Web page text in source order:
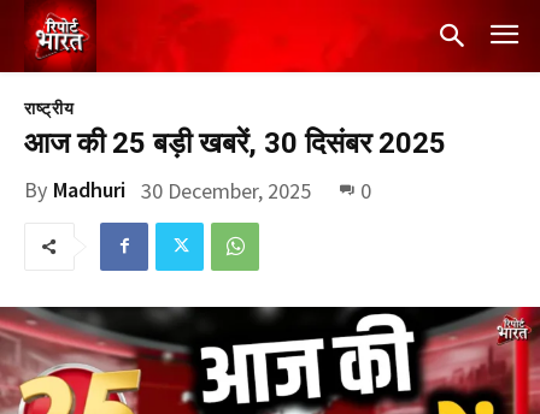
राष्ट्रीय
आज की 25 बड़ी खबरें, 30 दिसंबर 2025
By Madhuri 30 December, 2025 0